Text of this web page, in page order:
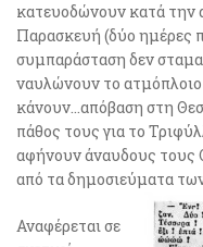
κατευοδώνουν κατά την
Παρασκευή (δύο ημέρες
συμπαράσταση δεν
ναυλώνουν το
κάνουν…απόβαση στη
πάθος τους για το
αφήνουν άναυδους τους
από τα δημοσιεύματα
Αναφέρεται σε